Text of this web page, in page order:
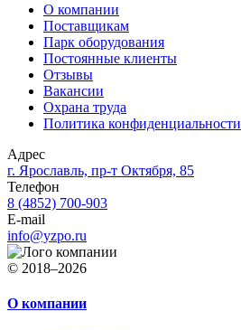
О компании
Поставщикам
Парк оборудования
Постоянные клиенты
Отзывы
Вакансии
Охрана труда
Политика конфиденциальности
Адрес
г. Ярославль, пр-т Октября, 85
Телефон
8 (4852) 700-903
E-mail
info@yzpo.ru
© 2018–2026
О компании